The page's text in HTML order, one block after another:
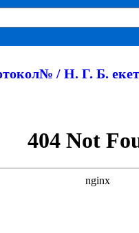
/ Н. Г. Б.